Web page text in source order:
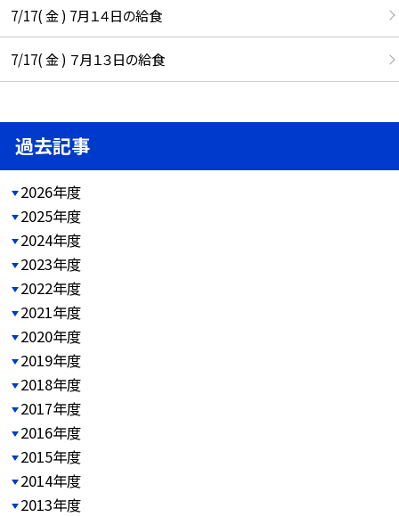
7/17( 金 ) 7月１４日の給食
7/17( 金 ) ７月１３日の給食
過去記事
2026年度
2025年度
2024年度
2023年度
2022年度
2021年度
2020年度
2019年度
2018年度
2017年度
2016年度
2015年度
2014年度
2013年度